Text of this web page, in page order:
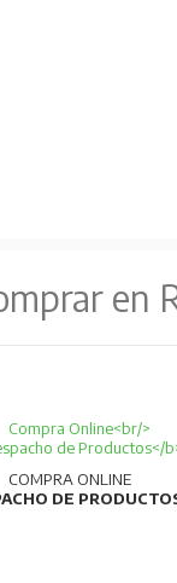
en
COMPRA ONLINE
DE